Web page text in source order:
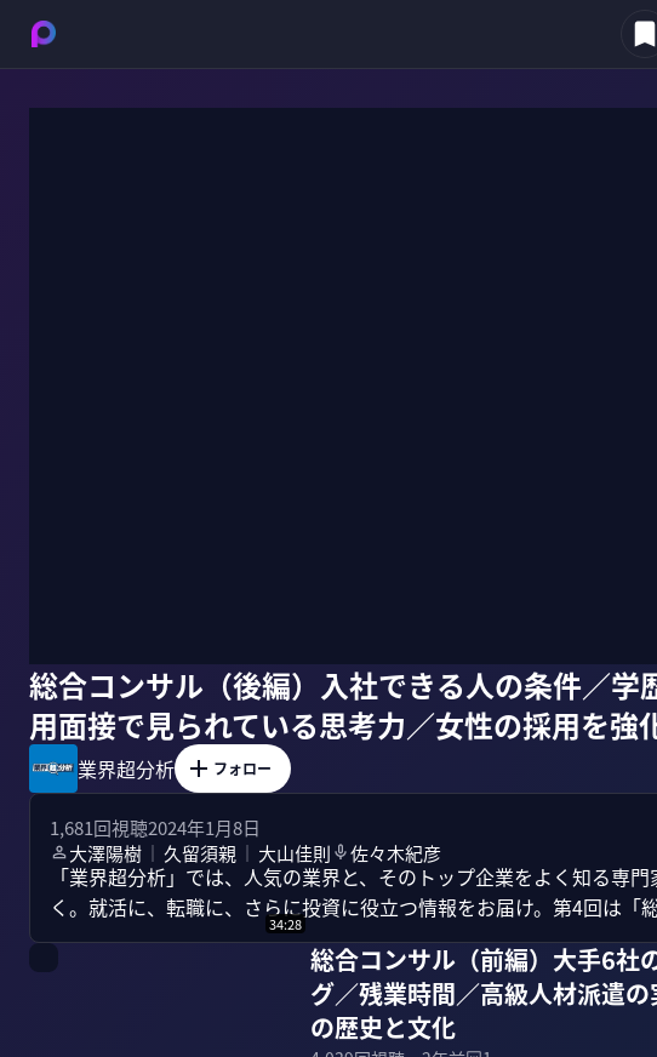
総合コンサル（後編）入社できる人の条件／学
用面接で見られている思考力／女性の採用を強
業界超分析 フォロー
1,681回視聴2024年1月8日
大澤陽樹 ｜ 久留須親 ｜ 大山佳則 佐々木紀彦
「業界超分析」では、人気の業界と、そのトップ企業をよく知る専
く。就活に、転職に、さらに投資に役立つ情報をお届け。第4回は「
34:28
総合コンサル（前編）大手6社
グ／残業時間／高級人材派遣
の歴史と文化